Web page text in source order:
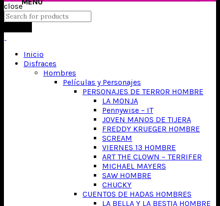
close
Inicio
Disfraces
Hombres
Películas y Personajes
PERSONAJES DE TERROR HOMBRE
LA MONJA
Pennywise – IT
JOVEN MANOS DE TIJERA
FREDDY KRUEGER HOMBRE
SCREAM
VIERNES 13 HOMBRE
ART THE CLOWN – TERRIFER
MICHAEL MAYERS
SAW HOMBRE
CHUCKY
CUENTOS DE HADAS HOMBRES
LA BELLA Y LA BESTIA HOMBRE